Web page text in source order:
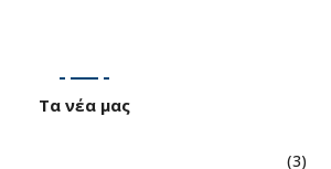
Τα νέα μας
(3)